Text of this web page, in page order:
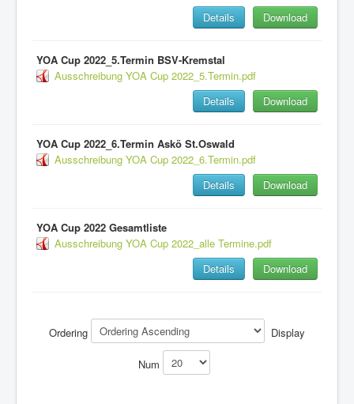
Download
Details
YOA Cup 2022_5.Termin BSV-Kremstal
Ausschreibung YOA Cup 2022_5.Termin.pdf
Download
Details
YOA Cup 2022_6.Termin Askö St.Oswald
Ausschreibung YOA Cup 2022_6.Termin.pdf
Download
Details
YOA Cup 2022 Gesamtliste
Ausschreibung YOA Cup 2022_alle Termine.pdf
Download
Details
Ordering Display
Num